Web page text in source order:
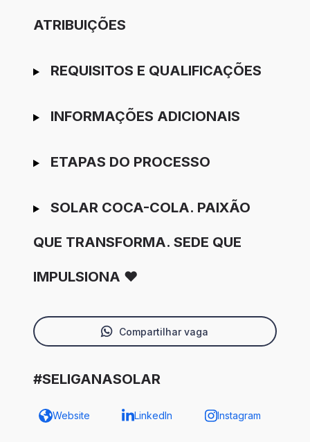
ATRIBUIÇÕES
REQUISITOS E QUALIFICAÇÕES
INFORMAÇÕES ADICIONAIS
ETAPAS DO PROCESSO
SOLAR COCA-COLA. PAIXÃO
QUE TRANSFORMA. SEDE QUE
IMPULSIONA ❤️
Compartilhar vaga
#SELIGANASOLAR
Website LinkedIn Instagram